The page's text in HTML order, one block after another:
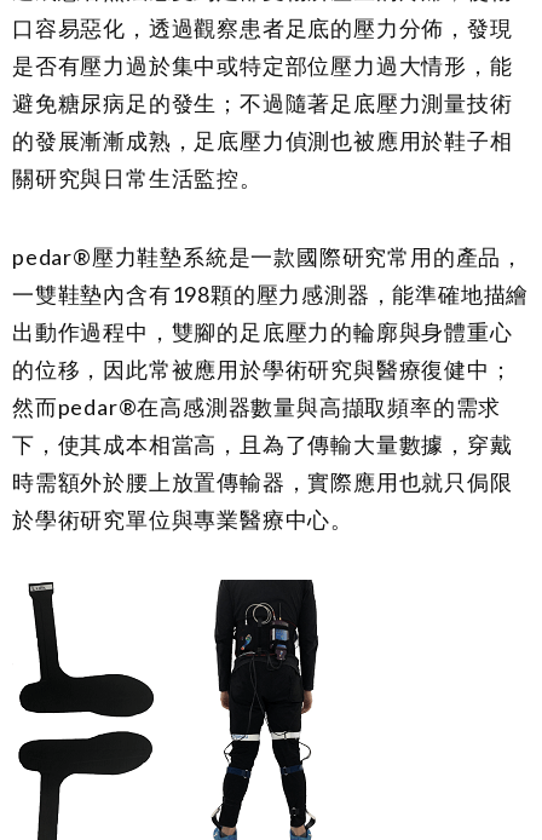
口容易惡化，透過觀察患者足底的壓力分佈，發現
是否有壓力過於集中或特定部位壓力過大情形，能
避免糖尿病足的發生；不過隨著足底壓力測量技術
的發展漸漸成熟，足底壓力偵測也被應用於鞋子相
關研究與日常生活監控。
pedar®壓力鞋墊系統是一款國際研究常用的產品，
一雙鞋墊內含有198顆的壓力感測器，能準確地描繪
出動作過程中，雙腳的足底壓力的輪廓與身體重心
的位移，因此常被應用於學術研究與醫療復健中；
然而pedar®在高感測器數量與高擷取頻率的需求
下，使其成本相當高，且為了傳輸大量數據，穿戴
時需額外於腰上放置傳輸器，實際應用也就只侷限
於學術研究單位與專業醫療中心。